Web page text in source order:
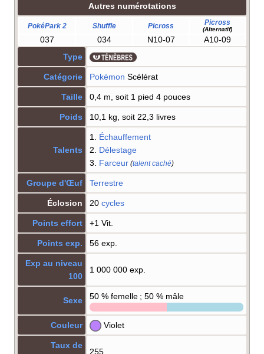
Autres numérotations
PokéPark 2 Shuffle Picross Picross
(Alternatif)
037 034 N10-07
A10-09
Type
Catégorie Pokémon Scélérat
Taille 0,4 m, soit 1 pied 4 pouces
Poids 10,1 kg, soit 22,3 livres
Talents
1. Échauffement
2. Délestage
3. Farceur (talent caché)
Groupe d'Œuf Terrestre
Éclosion 20 cycles
Points effort +1 Vit.
Points exp. 56 exp.
Exp au niveau
100
1 000 000 exp.
Sexe 50 % femelle ; 50 % mâle
Couleur Violet
Taux de
255